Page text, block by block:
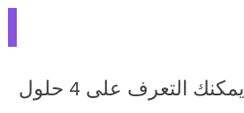
في هذه الصفحة، يمكنك التعرف على 4 حلول